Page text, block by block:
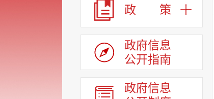
政 策
政府信息
公开指南
政府信息